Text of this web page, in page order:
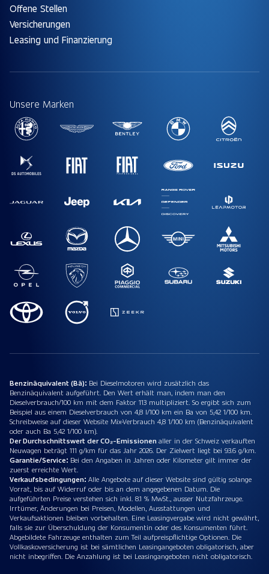
Offene Stellen
Versicherungen
Leasing und Finanzierung
Unsere Marken
Benzinäquivalent (Bä): Bei Dieselmotoren wird zusätzlich das
Benzinäquivalent aufgeführt. Den Wert erhält man, indem man den
Dieselverbrauch/100 km mit dem Faktor 113 multipliziert. So ergibt sich zum
Beispiel aus einem Dieselverbrauch von 4,8 l/100 km ein Ba von 5,42 1/100 km.
Schreibweise auf dieser Website Mix-Verbrauch 4,8 1/100 km (Benzinäquivalent
oder auch Ba 5,42 1/100 km).
Der Durchschnittswert der CO₂-Emissionenaller in der Schweiz verkauften
Neuwagen beträgt 111 g/km für das Jahr 2026. Der Zielwert liegt bei 93.6 g/km.
Garantie/Service: Bei den Angaben in Jahren oder Kilometer gilt immer der
zuerst erreichte Wert.
Verkaufsbedingungen: Alle Angebote auf dieser Website sind gültig solange
Vorrat, bis auf Widerruf oder bis an dem angegebenen Datum. Die
aufgeführten Preise verstehen sich inkl. 8.1 % MwSt., ausser Nutzfahrzeuge.
Irrtümer, Änderungen bei Preisen, Modellen, Ausstattungen und
Verkaufsaktionen bleiben vorbehalten. Eine Leasingvergabe wird nicht gewährt,
falls sie zur Überschuldung der Konsumentin oder des Konsumenten führt.
Abgebildete Fahrzeuge enthalten zum Teil aufpreispflichtige Optionen. Die
Vollkaskoversicherung ist bei sämtlichen Leasingangeboten obligatorisch, aber
nicht inbegriffen. Die Anzahlung ist bei Leasingangeboten nicht obligatorisch.